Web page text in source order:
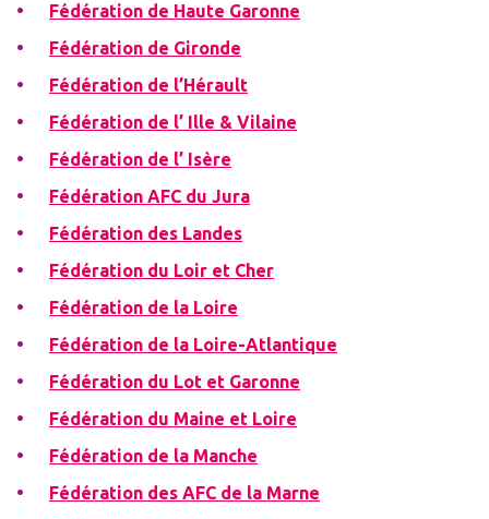
Fédération de Haute Garonne
Fédération de Gironde
Fédération de l’Hérault
Fédération de l’ Ille & Vilaine
Fédération de l’ Isère
Fédération AFC du Jura
Fédération des Landes
Fédération du Loir et Cher
Fédération de la Loire
Fédération de la Loire-Atlantique
Fédération du Lot et Garonne
Fédération du Maine et Loire
Fédération de la Manche
Fédération des AFC de la Marne